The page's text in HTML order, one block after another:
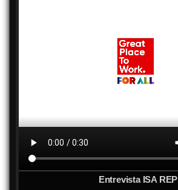
Entrevista ISA REP